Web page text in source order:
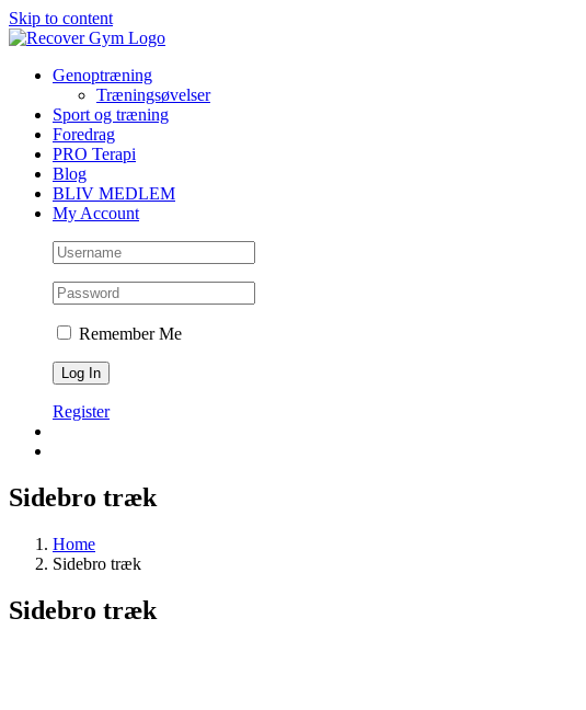
Skip to content
Genoptræning
Træningsøvelser
Sport og træning
Foredrag
PRO Terapi
Blog
BLIV MEDLEM
My Account
Remember Me
Register
Sidebro træk
Home
Sidebro træk
Sidebro træk